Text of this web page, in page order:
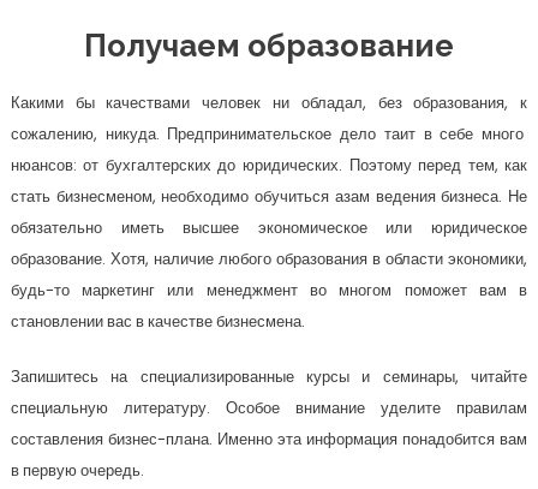
Получаем образование
Какими бы качествами человек ни обладал, без образования, к
сожалению, никуда. Предпринимательское дело таит в себе много
нюансов: от бухгалтерских до юридических. Поэтому перед тем, как
стать бизнесменом, необходимо обучиться азам ведения бизнеса. Не
обязательно иметь высшее экономическое или юридическое
образование. Хотя, наличие любого образования в области экономики,
будь-то маркетинг или менеджмент во многом поможет вам в
становлении вас в качестве бизнесмена.
Запишитесь на специализированные курсы и семинары, читайте
специальную литературу. Особое внимание уделите правилам
составления бизнес-плана. Именно эта информация понадобится вам
в первую очередь.